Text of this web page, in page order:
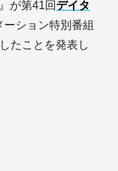
が第41回 デイタ
ション特別番組
たことを発表し